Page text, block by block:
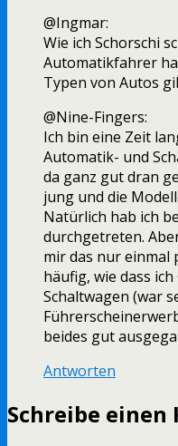
@Ingmar:
Wie ich Schorschi
Automatikfahrer
Typen von Autos
@Nine-Fingers:
Ich bin eine Zeit
Automatik- und
da ganz gut dran
jung und die
Natürlich hab ich
durchgetreten.
mir das nur einmal
häufig, wie dass
Schaltwagen (war
beides gut
Antworten
Schreibe